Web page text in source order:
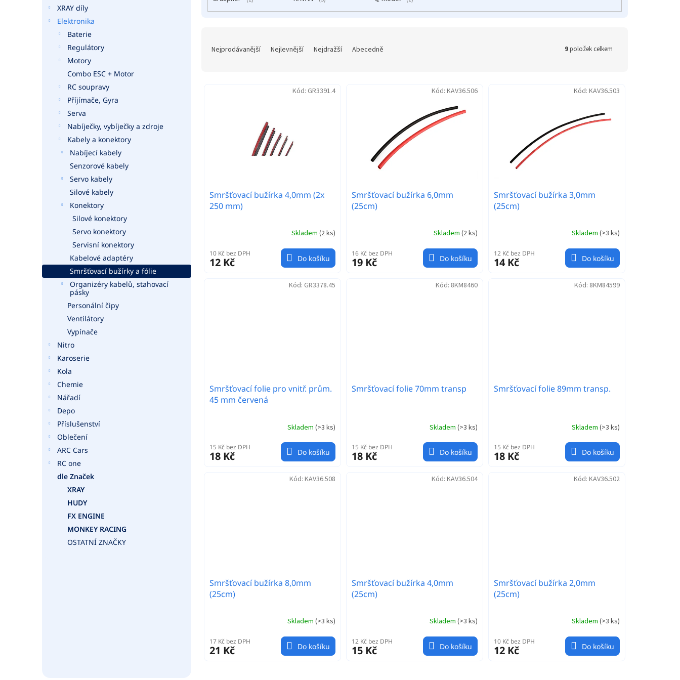
XRAY díly
Elektronika
Baterie
Regulátory
Motory
Combo ESC + Motor
RC soupravy
Příjímače, Gyra
Serva
Nabíječky, vybíječky a zdroje
Kabely a konektory
Nabíjecí kabely
Senzorové kabely
Servo kabely
Silové kabely
Konektory
Silové konektory
Servo konektory
Servisní konektory
Kabelové adaptéry
Smršťovací bužírky a fólie
Organizéry kabelů, stahovací
pásky
Personální čipy
Ventilátory
Vypínače
Nitro
Karoserie
Kola
Chemie
Nářadí
Depo
Příslušenství
Oblečení
ARC Cars
RC one
dle Značek
FX ENGINE
HUDY
MONKEY RACING
XRAY
OSTATNÍ ZNAČKY
Nejprodávanější Nejlevnější Nejdražší Abecedně 9položek celkem
Smršťovací bužírka 4,0mm (2x
250 mm)
Skladem (2 ks)
10 Kč bez DPH
12 Kč Do košíku
Kód: GR3391.4
Smršťovací bužírka 6,0mm
(25cm)
Skladem (2 ks)
16 Kč bez DPH
19 Kč Do košíku
Kód: KAV36.506
Smršťovací bužírka 3,0mm
(25cm)
Skladem (>3 ks)
12 Kč bez DPH
14 Kč Do košíku
Kód: KAV36.503
Smršťovací folie pro vnitř. prům.
45 mm červená
Skladem (>3 ks)
15 Kč bez DPH
18 Kč Do košíku
Kód: GR3378.45
Smršťovací folie 70mm transp
Skladem (>3 ks)
15 Kč bez DPH
18 Kč Do košíku
Kód: 8KM8460
Smršťovací folie 89mm transp.
Skladem (>3 ks)
15 Kč bez DPH
18 Kč Do košíku
Kód: 8KM84599
Smršťovací bužírka 8,0mm
(25cm)
Skladem (>3 ks)
17 Kč bez DPH
21 Kč Do košíku
Kód: KAV36.508
Smršťovací bužírka 4,0mm
(25cm)
Skladem (>3 ks)
12 Kč bez DPH
15 Kč Do košíku
Kód: KAV36.504
Smršťovací bužírka 2,0mm
(25cm)
Skladem (>3 ks)
10 Kč bez DPH
12 Kč Do košíku
Kód: KAV36.502